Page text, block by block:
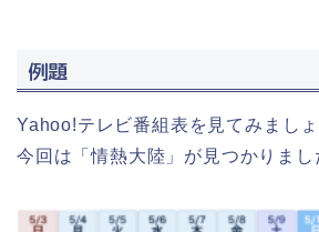
例題
Yahoo!テレビ番組表を見てみましょ
今回は「情熱大陸」が見つかりまし